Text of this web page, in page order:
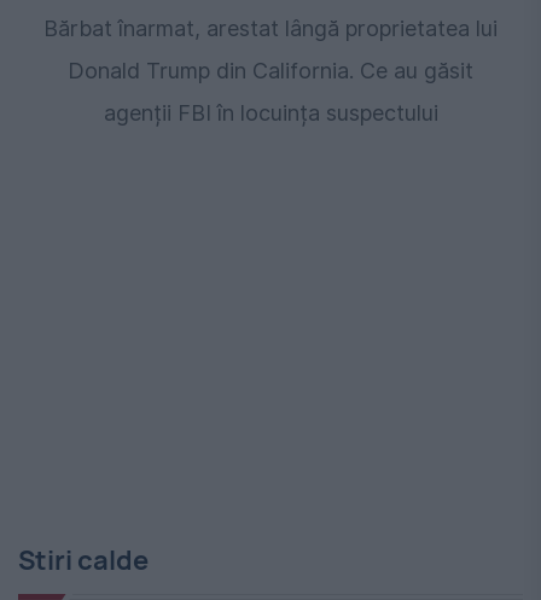
Bărbat înarmat, arestat lângă proprietatea lui
Donald Trump din California. Ce au găsit
agenții FBI în locuința suspectului
Stiri calde